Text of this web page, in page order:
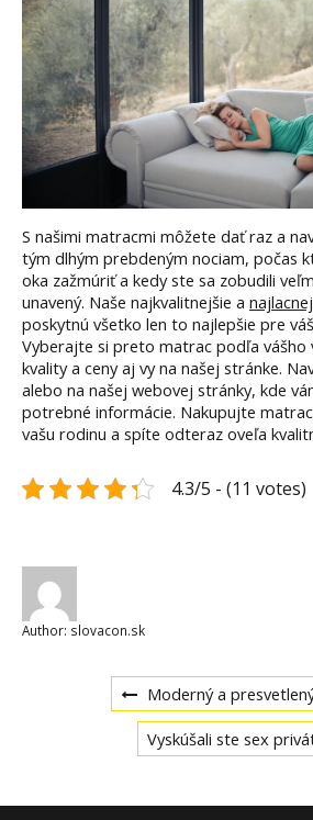
S našimi matracmi môžete dať raz a
tým dlhým prebdeným nociam, počas
oka zažmúriť a kedy ste sa zobudili
unavený. Naše najkvalitnejšie a
poskytnú všetko len to najlepšie pre
Vyberajte si preto matrac podľa vášho
kvality a ceny aj vy na našej stránke.
alebo na našej webovej stránky, kde
potrebné informácie. Nakupujte
vašu rodinu a spíte odteraz oveľa
4.3/5 - (11 votes)
Author: slovacon.sk
Navigace
Previous
post:
Moderný a
Next
Vyskúšali ste sex